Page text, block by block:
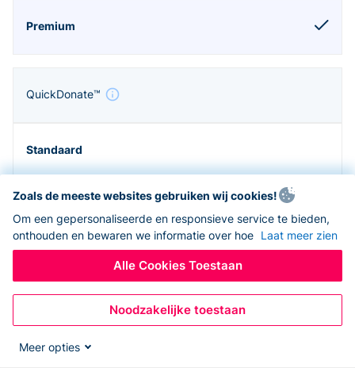
QuickDonate™
Zapier en API
Zoals de meeste websites gebruiken wij cookies!
Om een gepersonaliseerde en responsieve service te bieden,
onthouden en bewaren we informatie over hoe Laat meer zien
Alle Cookies Toestaan
Noodzakelijke toestaan
Meer opties